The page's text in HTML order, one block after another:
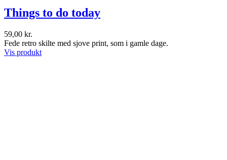
Things to do today
59,00 kr.
Fede retro skilte med sjove print, som i gamle dage.
Vis produkt